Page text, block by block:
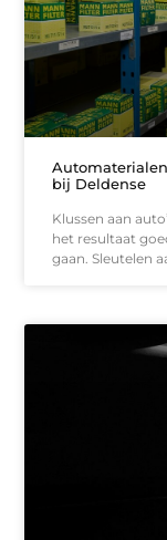
bij Deldense
Klussen aan
het resultaat
gaan. Sleutelen